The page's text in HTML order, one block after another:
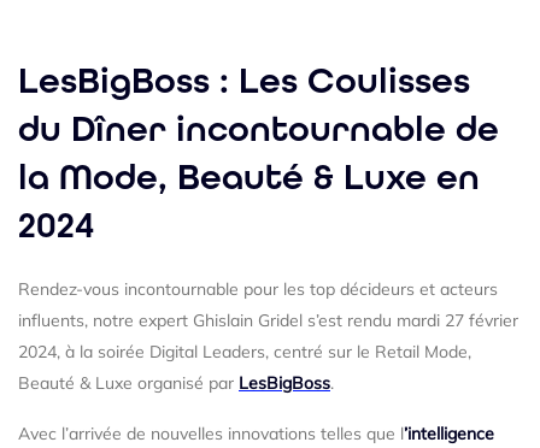
LesBigBoss : Les Coulisses
du Dîner incontournable de
la Mode, Beauté & Luxe en
2024
Rendez-vous incontournable pour les top décideurs et acteurs
influents, notre expert Ghislain Gridel s’est rendu mardi 27 février
2024, à la soirée Digital Leaders, centré sur le Retail Mode,
Beauté & Luxe organisé par LesBigBoss.
Avec l’arrivée de nouvelles innovations telles que l’intelligence